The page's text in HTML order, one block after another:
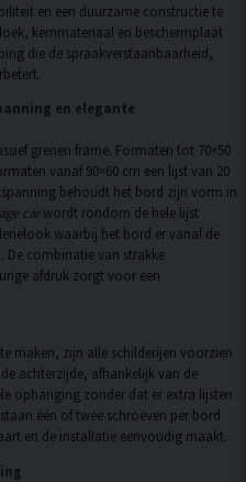
en een duurzame constructie te
kernmateriaal en beschermplaat
die de spraakverstaanbaarheid,
en elegante
grenen frame. Formaten tot 70×50
vanaf 90×60 cm een lijst van 20
behoudt het bord zijn vorm in
carwordt rondom de hele lijst
waarbij het bord er vanaf de
combinatie van strakke
afdruk zorgt voor een
maken, zijn alle schilderijen voorzien
achterzijde, afhankelijk van de
ophanging zonder dat er extra lijsten
één of twee schroeven per bord
en de installatie eenvoudig maakt.